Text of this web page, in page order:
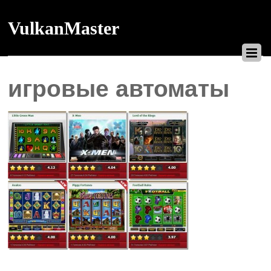
VulkanMaster
игровые автоматы